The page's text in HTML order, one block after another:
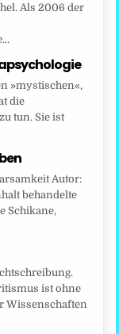
Als 2006 der
»mystischen«,
die
tun. Sie ist
Autor:
behandelte
Schikane,
ist ohne
Wissenschaften